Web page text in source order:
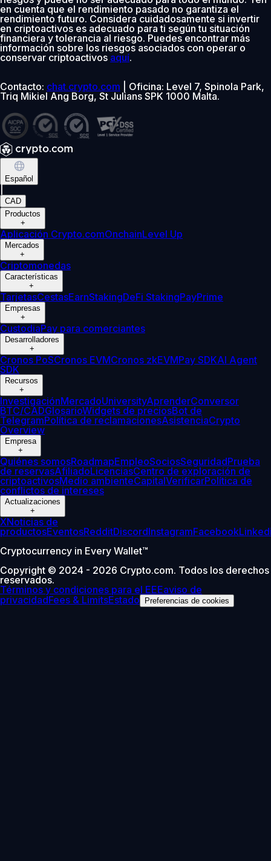
en cuenta que el rendimiento pasado no garantiza el
rendimiento futuro. Considera cuidadosamente si invertir
en criptoactivos es adecuado para ti según tu situación
financiera y tolerancia al riesgo. Puedes encontrar más
información sobre los riesgos asociados con operar o
conservar criptoactivos aquí.
Contacto: chat.crypto.com | Oficina: Level 7, Spinola Park,
Triq Mikiel Ang Borg, St Julians SPK 1000 Malta.
Español
CAD
Productos
+
Aplicación Crypto.comOnchainLevel Up
Mercados
+
Criptomonedas
Características
+
TarjetasCestasEarnStakingDeFi StakingPayPrime
Empresas
+
CustodiaPay para comerciantes
Desarrolladores
+
Cronos PoSCronos EVMCronos zkEVMPay SDKAI Agent
SDK
Recursos
+
InvestigaciónMercadoUniversityAprenderConversor
BTC/CADGlosarioWidgets de preciosBot de
TelegramPolítica de reclamacionesAsistenciaCrypto
Overview
Empresa
+
Quiénes somosRoadmapEmpleoSociosSeguridadPrueba
de reservasAfiliadoLicenciasCentro de exploración de
criptoactivosMedio ambienteCapitalVerificarPolítica de
conflictos de intereses
Actualizaciones
+
XNoticias de
productosEventosRedditDiscordInstagramFacebook
Cryptocurrency in Every Wallet™
Copyright © 2024 - 2026 Crypto.com. Todos los derechos
reservados.
Términos y condiciones para el EEEaviso de
privacidadFees & LimitsEstado Preferencias de cookies